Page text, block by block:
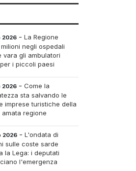
2026 - La Regione
negli ospedali
vara gli ambulatori
i piccoli paesi
2026 - Come la
sta salvando le
imprese turistiche della
amata regione
2026 - L'ondata di
sulle coste sarde
la Lega: i deputati
l'emergenza